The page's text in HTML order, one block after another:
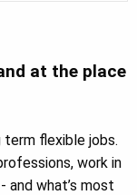
at the place
term flexible jobs.
work in
what’s most